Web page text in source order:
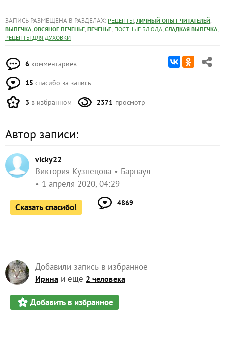
ЗАПИСЬ РАЗМЕЩЕНА В РАЗДЕЛАХ: РЕЦЕПТЫ, ЛИЧНЫЙ ОПЫТ ЧИТАТЕЛЕЙ,
ВЫПЕЧКА, ОВСЯНОЕ ПЕЧЕНЬЕ, ПЕЧЕНЬЕ, ПОСТНЫЕ БЛЮДА, СЛАДКАЯ ВЫПЕЧКА,
РЕЦЕПТЫ ДЛЯ ДУХОВКИ
6 комментариев
15 спасибо за запись
3 в избранном 2371 просмотр
Автор записи:
vicky22
Виктория Кузнецова
Барнаул
1 апреля 2020, 04:29
Сказать спасибо! 4869
Добавили запись в избранное
Ирина и еще 2 человека
Добавить в избранное